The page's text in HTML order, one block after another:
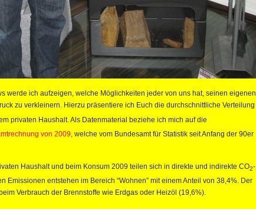
werde ich aufzeigen, welche Möglichkeiten jeder von uns hat, seinen eigenen
zu verkleinern. Hierzu präsentiere ich Euch die durchschnittliche Verteilung
privaten Haushalt. Als Datenmaterial beziehe ich mich auf die
von 2009, welche vom Bundesamt für Statistik seit Anfang der 90er
Haushalt und beim Konsum 2009 teilen sich in direkte und indirekte CO2-
Emissionen entstehen im Bereich “Wohnen” mit einem Anteil von 38,4%. Der
Verbrauch der Brennstoffe wie Erdgas oder Heizöl (19,6%).